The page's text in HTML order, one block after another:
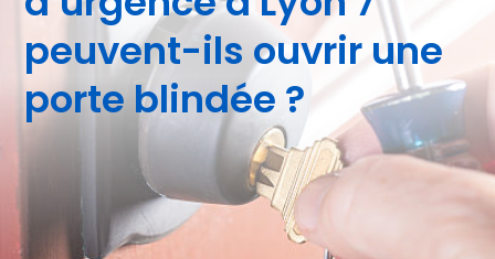
peuvent-ils ouvrir une
porte blindée ?